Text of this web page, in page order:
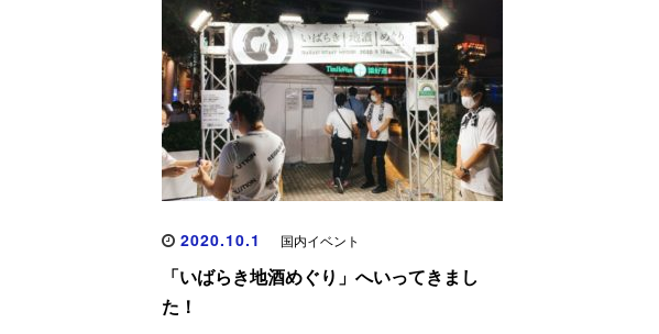
2020.10.1 国内イベント
「いばらき地酒めぐり」へいってきまし
た！